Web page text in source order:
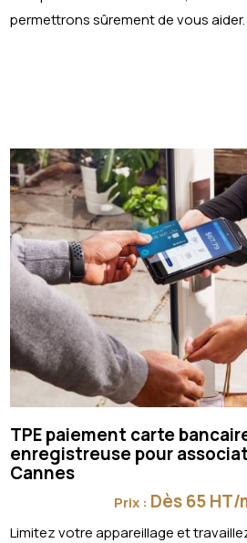
permettrons sûrement de vous aider.
TPE paiement carte
enregistreuse pour
Cannes
Prix : Dès 65 HT/
Limitez votre appareillage et